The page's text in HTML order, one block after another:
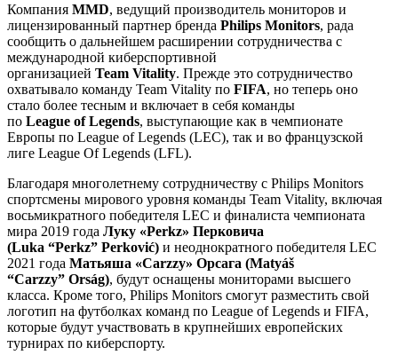
Компания MMD, ведущий производитель мониторов и
лицензированный партнер бренда Philips Monitors, рада
сообщить о дальнейшем расширении сотрудничества с
международной киберспортивной
организацией Team Vitality. Прежде это сотрудничество
охватывало команду Team Vitality по FIFA, но теперь оно
стало более тесным и включает в себя команды
по League of Legends, выступающие как в чемпионате
Европы по League of Legends (LEC), так и во французской
лиге League Of Legends (LFL).
Благодаря многолетнему сотрудничеству с Philips Monitors
спортсмены мирового уровня команды Team Vitality, включая
восьмикратного победителя LEC и финалиста чемпионата
мира 2019 года Луку «Perkz» Перковича
(Luka “Perkz” Perković) и неоднократного победителя LEC
2021 года Матьяша «Carzzy» Орсага (Matyáš
“Carzzy” Orság), будут оснащены мониторами высшего
класса. Кроме того, Philips Monitors смогут разместить свой
логотип на футболках команд по League of Legends и FIFA,
которые будут участвовать в крупнейших европейских
турнирах по киберспорту.